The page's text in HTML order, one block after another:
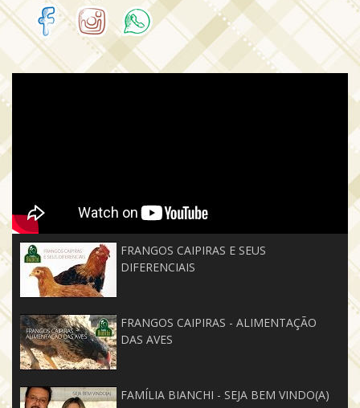
FRANGOS CAIPIRAS E SEUS
DIFERENCIAIS
FRANGOS CAIPIRAS - ALIMENTAÇÃO
DAS AVES
FAMÍLIA BIANCHI - SEJA BEM VINDO(A)